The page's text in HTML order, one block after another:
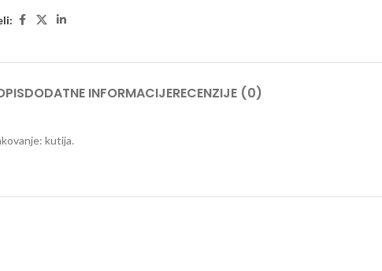
DODATNE INFORMACIJERECENZIJE (0)
kutija.